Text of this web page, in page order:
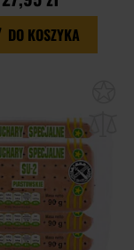
DO KOSZYKA